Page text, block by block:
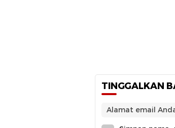
TINGGALKAN
Alamat email